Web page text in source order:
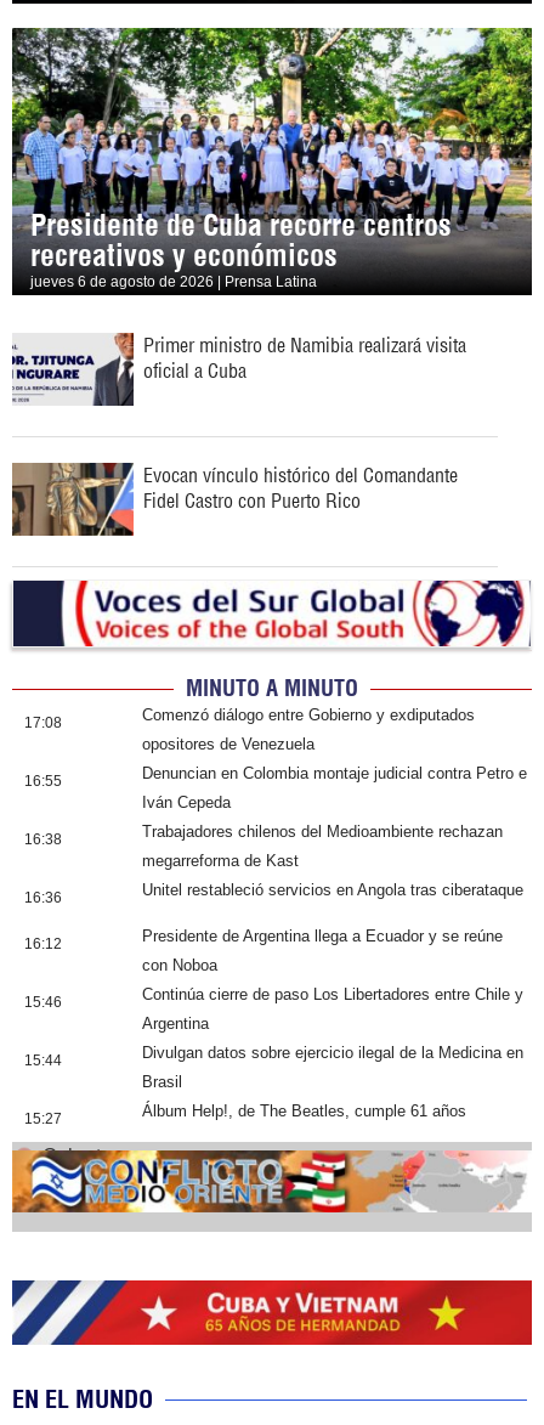
Presidente de Cuba recorre centros
recreativos y económicos
jueves 6 de agosto de 2026 | Prensa Latina
Primer ministro de Namibia realizará visita
oficial a Cuba
Evocan vínculo histórico del Comandante
Fidel Castro con Puerto Rico
MINUTO A MINUTO
17:08
Comenzó diálogo entre Gobierno y exdiputados
opositores de Venezuela
16:55
Denuncian en Colombia montaje judicial contra Petro e
Iván Cepeda
16:38
Trabajadores chilenos del Medioambiente rechazan
megarreforma de Kast
16:36 Unitel restableció servicios en Angola tras ciberataque
16:12
Presidente de Argentina llega a Ecuador y se reúne
con Noboa
15:46
Continúa cierre de paso Los Libertadores entre Chile y
Argentina
15:44
Divulgan datos sobre ejercicio ilegal de la Medicina en
Brasil
15:27 Álbum Help!, de The Beatles, cumple 61 años
Cobertura
EN EL MUNDO